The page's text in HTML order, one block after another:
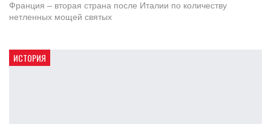
Франция – вторая страна после Италии по количеству
нетленных мощей святых
ИСТОРИЯ